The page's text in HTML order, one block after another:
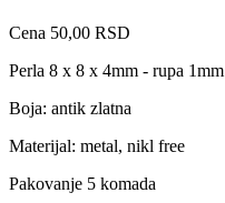
Cena 50,00 RSD
Perla 8 x 8 x 4mm - rupa 1mm
Boja: antik zlatna
Materijal: metal, nikl free
Pakovanje 5 komada